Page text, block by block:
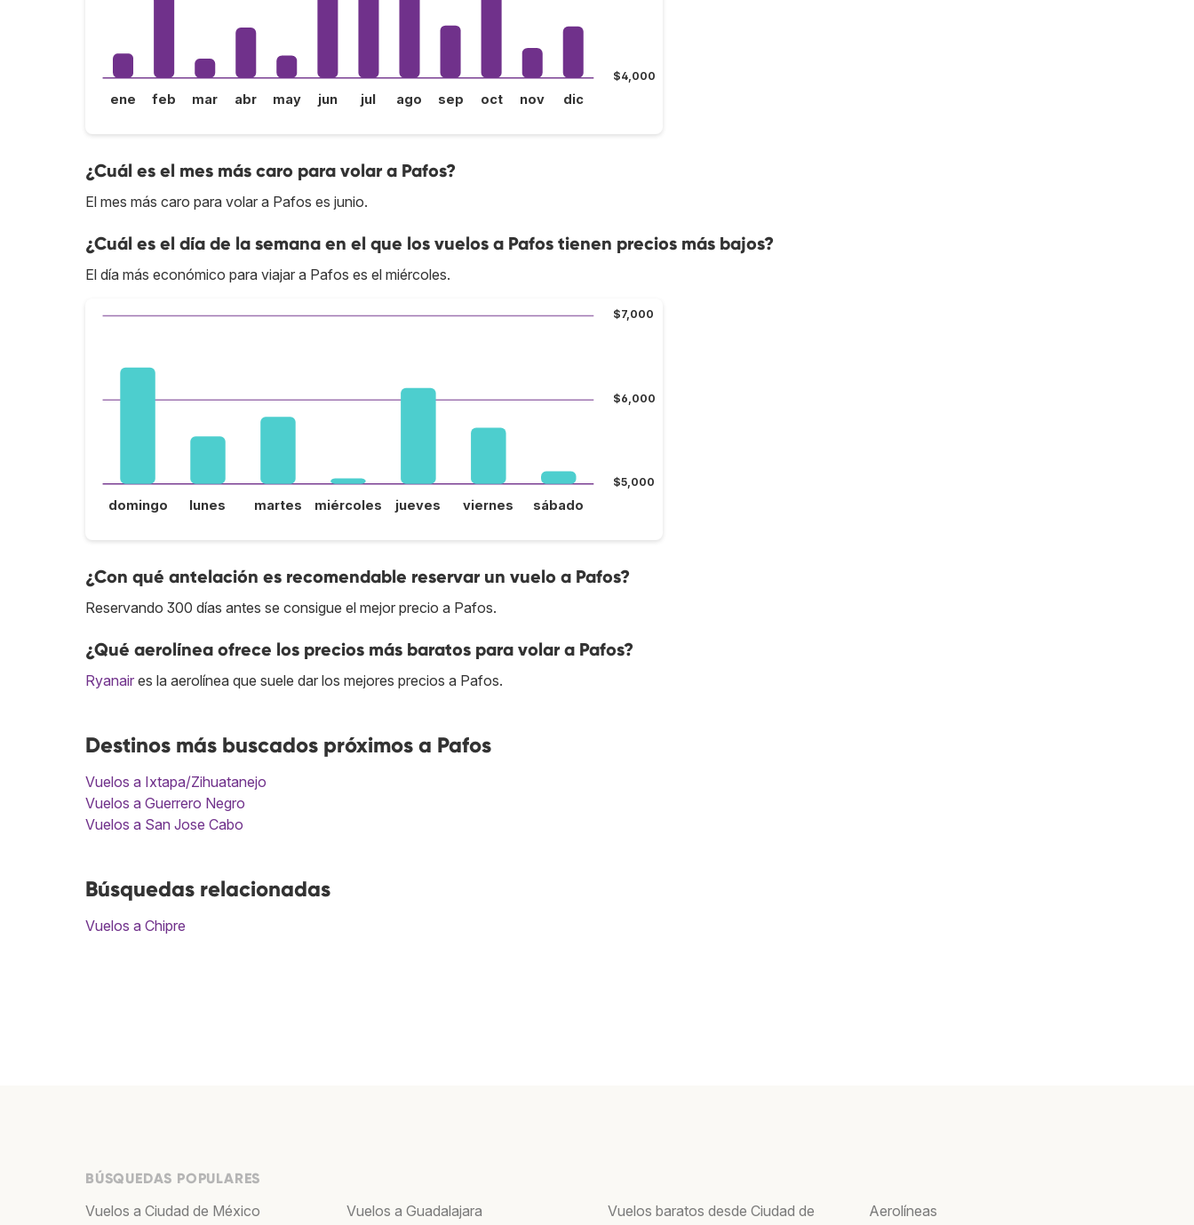
$4,000
ene feb mar abr may jun jul ago sep oct nov dic
¿Cuál es el mes más caro para volar a Pafos?
El mes más caro para volar a Pafos es junio.
¿Cuál es el día de la semana en el que los vuelos a Pafos tienen precios más bajos?
El día más económico para viajar a Pafos es el miércoles.
$5,000
$6,000
$7,000
domingo lunes martes miércoles jueves viernes sábado
¿Con qué antelación es recomendable reservar un vuelo a Pafos?
Reservando 300 días antes se consigue el mejor precio a Pafos.
¿Qué aerolínea ofrece los precios más baratos para volar a Pafos?
Ryanair es la aerolínea que suele dar los mejores precios a Pafos.
Destinos más buscados próximos a Pafos
Vuelos a Ixtapa/Zihuatanejo
Vuelos a Guerrero Negro
Vuelos a San Jose Cabo
Búsquedas relacionadas
Vuelos a Chipre
BÚSQUEDAS POPULARES
Vuelos a Ciudad de México Vuelos a Guadalajara
Vuelos baratos desde Ciudad de
Aerolíneas